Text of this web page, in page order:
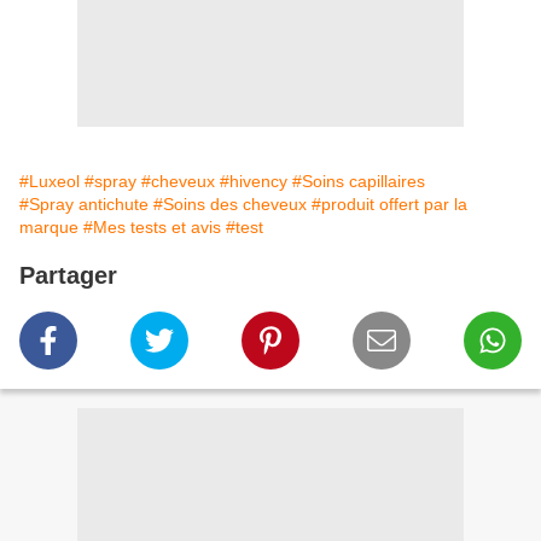
#Luxeol #spray #cheveux #hivency #Soins capillaires
#Spray antichute #Soins des cheveux #produit offert par la
marque #Mes tests et avis #test
Partager